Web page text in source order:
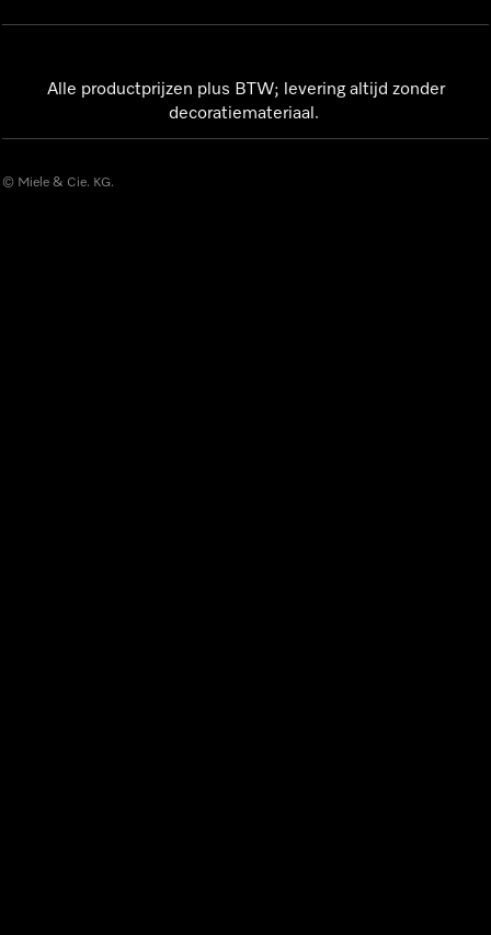
Alle productprijzen plus BTW; levering altijd zonder
decoratiemateriaal.
© Miele & Cie. KG.